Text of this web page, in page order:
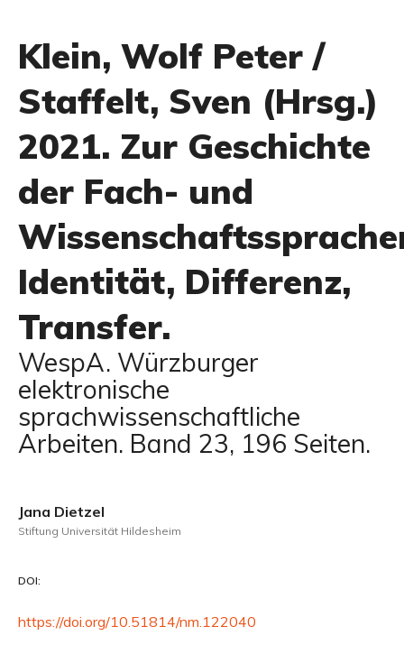
Klein, Wolf Peter /
Staffelt, Sven (Hrsg.)
2021. Zur Geschichte
der Fach- und
Identität, Differenz,
Transfer.
WespA. Würzburger
elektronische
sprachwissenschaftliche
Arbeiten. Band 23, 196 Seiten.
Jana Dietzel
Stiftung Universität Hildesheim
DOI:
https://doi.org/10.51814/nm.122040